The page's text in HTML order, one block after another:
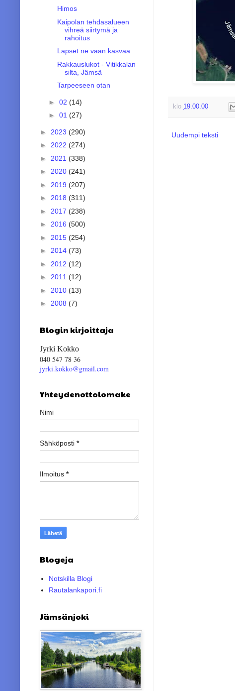
klo 19.00.00
Uudempi teksti
Himos
Kaipolan tehdasalueen
vihreä siirtymä ja
rahoitus
Lapset ne vaan kasvaa
Rakkauslukot - Vitikkalan
silta, Jämsä
Tarpeeseen otan
► 02 (14)
► 01 (27)
► 2023 (290)
► 2022 (274)
► 2021 (338)
► 2020 (241)
► 2019 (207)
► 2018 (311)
► 2017 (238)
► 2016 (500)
► 2015 (254)
► 2014 (73)
► 2012 (12)
► 2011 (12)
► 2010 (13)
► 2008 (7)
Blogin kirjoittaja
Jyrki Kokko
040 547 78 36
jyrki.kokko@gmail.com
Yhteydenottolomake
Nimi
Sähköposti *
Ilmoitus *
Blogeja
Notskilla Blogi
Rautalankapori.fi
Jämsänjoki